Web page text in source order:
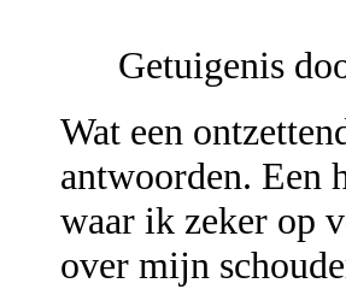
Getuigenis
Wat een
antwoorden. Een
waar ik zeker op
over mijn